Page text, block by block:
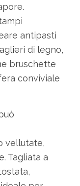
antipasti
di legno,
bruschette
conviviale
vellutate,
Tagliata a